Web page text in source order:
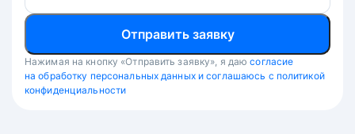
Отправить заявку
Нажимая на кнопку «Отправить заявку», я даю согласие
на обработку персональных данных и соглашаюсь с политикой
конфиденциальности